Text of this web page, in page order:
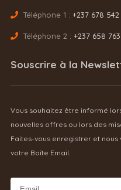
Téléphone 1 : +237 678
Téléphone 2 : +237 658
Souscrire à la
Vous souhaitez être informé
nouvelles offres ou lors des
Faites-vous enregistrer et
votre Boîte Email.